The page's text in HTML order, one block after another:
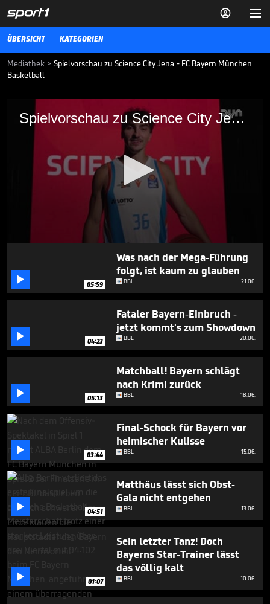


ÜBERSICHT KATEGORIEN
Mediathek > Spielvorschau zu Science City Jena - FC Bayern München
Basketball
Spielvorschau zu Science City Jena - FC Bayern München Basketball
seconds
Spielvorschau zu Science City Jena - FC
Bayern München Basketball
Spielvorschau zu Science City Jena - FC Bayern München Basketball
"Wegweisend": FC Bayern
plant großes Projekt
 05:59
Was nach der Mega-Führung
folgt, ist kaum zu glauben
BBL 21.06.
 04:23
Fataler Bayern-Einbruch -
jetzt kommt's zum Showdown
BBL 20.06.
 05:13
Matchball! Bayern schlägt
nach Krimi zurück
BBL 18.06.
 03:44
Final-Schock für Bayern vor
heimischer Kulisse
BBL 15.06.
 04:51
Matthäus lässt sich Obst-
Gala nicht entgehen
BBL 13.06.
 01:07
Sein letzter Tanz! Doch
Bayerns Star-Trainer lässt
das völlig kalt
BBL 10.06.